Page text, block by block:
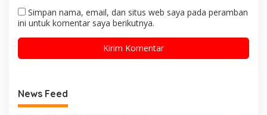
Simpan nama, email, dan situs web saya pada peramban
ini untuk komentar saya berikutnya.
News Feed